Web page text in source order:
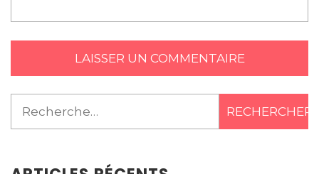
Rechercher :